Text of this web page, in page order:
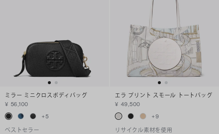
ミラー ミニクロスボディバッグ
¥ 56,100
+5
ベストセラー
エラ プリント スモール トートバッグ
¥ 49,500
+9
リサイクル素材を使用